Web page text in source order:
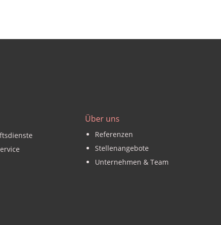
Über uns
Referenzen
Stellenangebote
Unternehmen & Team